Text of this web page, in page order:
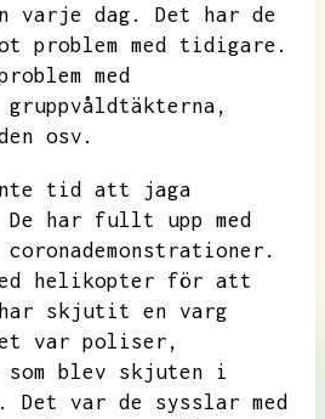
varje dag.
Det har de
problem med tidigare.
med
gruppvåldtäkterna,
osv.
tid att jaga
De har fullt upp med
helikopter för att
har skjutit en varg
var poliser,
som blev skjuten i
Det var de sysslar med